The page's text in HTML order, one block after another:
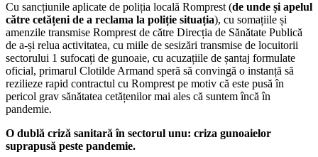
Cu sancțiunile aplicate de poliția locală Romprest (de unde și apelul
către cetățeni de a reclama la poliție situația), cu somațiile și
amenzile transmise Romprest de către Direcția de Sănătate Publică
de a-și relua activitatea, cu miile de sesizări transmise de locuitorii
sectorului 1 sufocați de gunoaie, cu acuzațiile de șantaj formulate
oficial, primarul Clotilde Armand speră să convingă o instanță să
rezilieze rapid contractul cu Romprest pe motiv că este pusă în
pericol grav sănătatea cetățenilor mai ales că suntem încă în
pandemie.
O dublă criză sanitară în sectorul unu: criza gunoaielor
suprapusă peste pandemie.